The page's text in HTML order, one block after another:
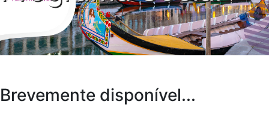
Brevemente disponível...